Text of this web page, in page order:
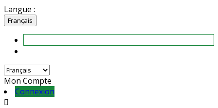
Langue :
Français
Mon Compte
Connexion
